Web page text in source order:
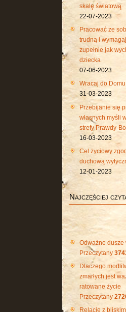
skalę światową
22-07-2023
Pracować ze
trudną i
zupełnie jak
dziecka
07-06-2023
Wracaj do Domu
31-03-2023
Przebijanie się
własnych myśli
strefy Prawdy-
16-03-2023
Cel życiowy
duchową
12-01-2023
Najczęściej
Odważne dusze
Przeczytany
Dlaczego
zmarłych jest
ratowane życie
Przeczytany
Relacje z bliskimi